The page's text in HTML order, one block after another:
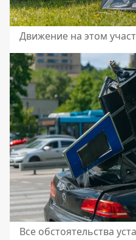
Движение на этом
Все обстоятельства